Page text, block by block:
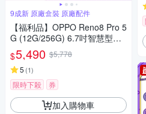
9成新 原廠盒裝 原廠配件
【福利品】OPPO Reno8 Pro 5
G (12G/256G) 6.7吋智慧型手
機
$5,490 $5,778
5 (1)
限時下殺 券
加入購物車